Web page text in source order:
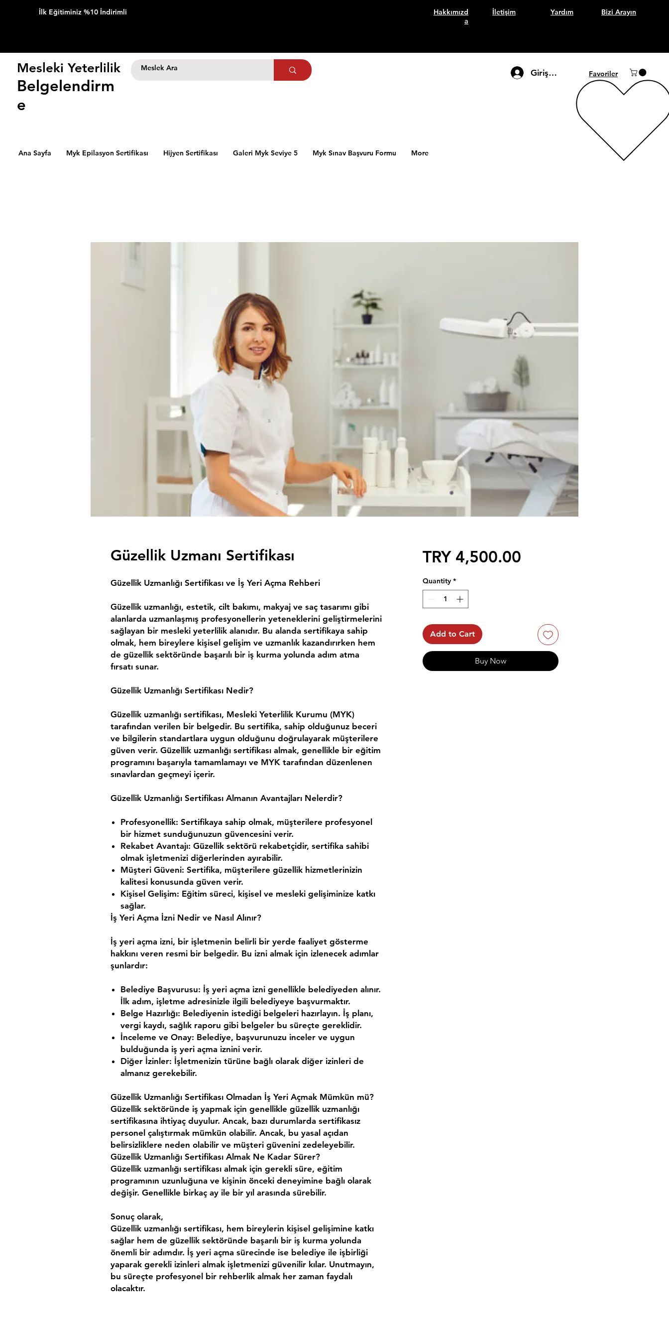
İlk Eğitiminiz %10 İndirimli
Hakkımızd
a
İletişim Yardım Bizi Arayın
Mesleki Yeterlilik
Belgelendirm
e
Giriş Yap Favoriler
Ana Sayfa Myk Epilasyon Sertifikası Hijyen Sertifikası Galeri Myk Seviye 5 Myk Sınav Başvuru Formu More
Güzellik Uzmanı Sertifikası
Güzellik Uzmanlığı Sertifikası ve İş Yeri Açma Rehberi
Güzellik uzmanlığı, estetik, cilt bakımı, makyaj ve saç tasarımı gibi
alanlarda uzmanlaşmış profesyonellerin yeteneklerini geliştirmelerini
sağlayan bir mesleki yeterlilik alanıdır. Bu alanda sertifikaya sahip
olmak, hem bireylere kişisel gelişim ve uzmanlık kazandırırken hem
de güzellik sektöründe başarılı bir iş kurma yolunda adım atma
fırsatı sunar.
Güzellik Uzmanlığı Sertifikası Nedir?
Güzellik uzmanlığı sertifikası, Mesleki Yeterlilik Kurumu (MYK)
tarafından verilen bir belgedir. Bu sertifika, sahip olduğunuz beceri
ve bilgilerin standartlara uygun olduğunu doğrulayarak müşterilere
güven verir. Güzellik uzmanlığı sertifikası almak, genellikle bir eğitim
programını başarıyla tamamlamayı ve MYK tarafından düzenlenen
sınavlardan geçmeyi içerir.
Güzellik Uzmanlığı Sertifikası Almanın Avantajları Nelerdir?
Profesyonellik: Sertifikaya sahip olmak, müşterilere profesyonel
bir hizmet sunduğunuzun güvencesini verir.
Rekabet Avantajı: Güzellik sektörü rekabetçidir, sertifika sahibi
olmak işletmenizi diğerlerinden ayırabilir.
Müşteri Güveni: Sertifika, müşterilere güzellik hizmetlerinizin
kalitesi konusunda güven verir.
Kişisel Gelişim: Eğitim süreci, kişisel ve mesleki gelişiminize katkı
sağlar.
İş Yeri Açma İzni Nedir ve Nasıl Alınır?
İş yeri açma izni, bir işletmenin belirli bir yerde faaliyet gösterme
hakkını veren resmi bir belgedir. Bu izni almak için izlenecek adımlar
şunlardır:
Belediye Başvurusu: İş yeri açma izni genellikle belediyeden alınır.
İlk adım, işletme adresinizle ilgili belediyeye başvurmaktır.
Belge Hazırlığı: Belediyenin istediği belgeleri hazırlayın. İş planı,
vergi kaydı, sağlık raporu gibi belgeler bu süreçte gereklidir.
İnceleme ve Onay: Belediye, başvurunuzu inceler ve uygun
bulduğunda iş yeri açma iznini verir.
Diğer İzinler: İşletmenizin türüne bağlı olarak diğer izinleri de
almanız gerekebilir.
Güzellik Uzmanlığı Sertifikası Olmadan İş Yeri Açmak Mümkün mü?
Güzellik sektöründe iş yapmak için genellikle güzellik uzmanlığı
sertifikasına ihtiyaç duyulur. Ancak, bazı durumlarda sertifikasız
personel çalıştırmak mümkün olabilir. Ancak, bu yasal açıdan
belirsizliklere neden olabilir ve müşteri güvenini zedeleyebilir.
Güzellik Uzmanlığı Sertifikası Almak Ne Kadar Sürer?
Güzellik uzmanlığı sertifikası almak için gerekli süre, eğitim
programının uzunluğuna ve kişinin önceki deneyimine bağlı olarak
değişir. Genellikle birkaç ay ile bir yıl arasında sürebilir.
Sonuç olarak,
Güzellik uzmanlığı sertifikası, hem bireylerin kişisel gelişimine katkı
sağlar hem de güzellik sektöründe başarılı bir iş kurma yolunda
önemli bir adımdır. İş yeri açma sürecinde ise belediye ile işbirliği
yaparak gerekli izinleri almak işletmenizi güvenilir kılar. Unutmayın,
bu süreçte profesyonel bir rehberlik almak her zaman faydalı
olacaktır.
TRY 4,500.00Price
Quantity *
Add to Cart
Buy Now